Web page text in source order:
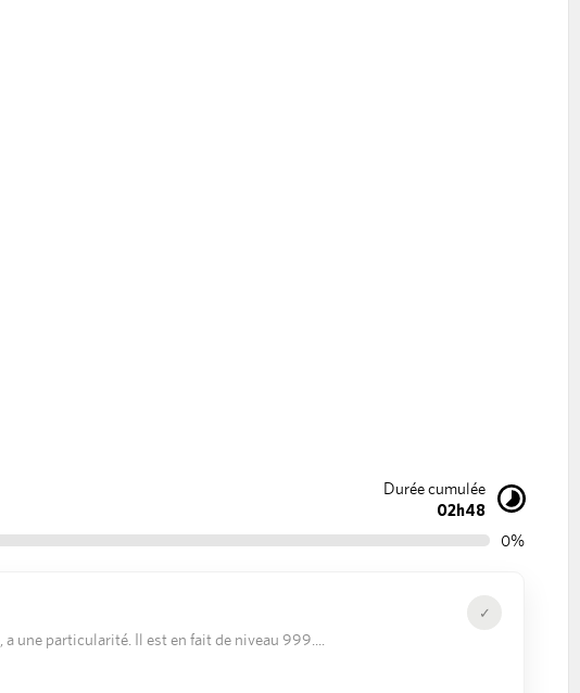
Durée cumulée
02h48
0%
✓
une particularité. Il est en fait de niveau 999.